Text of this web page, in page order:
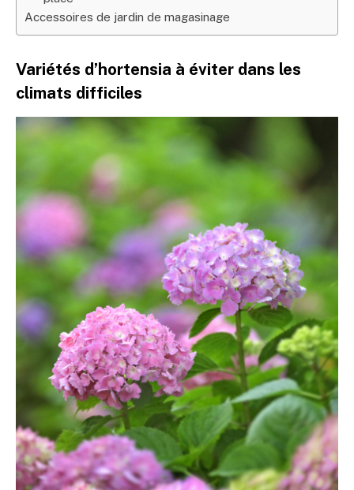
Accessoires de jardin de magasinage
Variétés d’hortensia à éviter dans les
climats difficiles